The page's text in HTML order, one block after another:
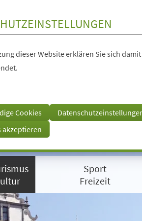
dieser Website erklären Sie sich
Cookies
akzeptieren
Sport
Freizeit